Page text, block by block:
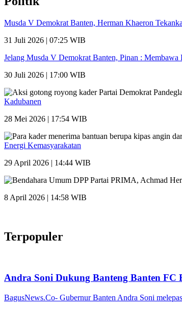
Musda V Demokrat Banten, Herman Khaeron
31 Juli 2026 | 07:25 WIB
Jelang Musda V Demokrat Banten, Pinan :
30 Juli 2026 | 17:00 WIB
Kadubanen
28 Mei 2026 | 17:54 WIB
Energi Kemasyarakatan
29 April 2026 | 14:44 WIB
8 April 2026 | 14:58 WIB
Terpopuler
Andra Soni Dukung Banteng Banten
BagusNews.Co- Gubernur Banten Andra Soni